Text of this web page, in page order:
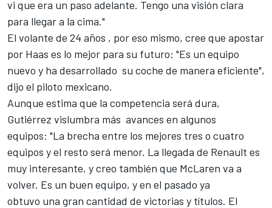
vi que era un paso adelante. Tengo una visión clara
para llegar a la cima."
El volante de 24 años , por eso mismo, cree que apostar
por Haas es lo mejor para su futuro: "Es un equipo
nuevo y ha desarrollado su coche de manera eficiente",
dijo el piloto mexicano.
Aunque estima que la competencia será dura,
Gutiérrez vislumbra más avances en algunos
equipos: "La brecha entre los mejores tres o cuatro
equipos y el resto será menor. La llegada de Renault es
muy interesante, y creo también que McLaren va a
volver. Es un buen equipo, y en el pasado ya
obtuvo una gran cantidad de victorias y títulos. El